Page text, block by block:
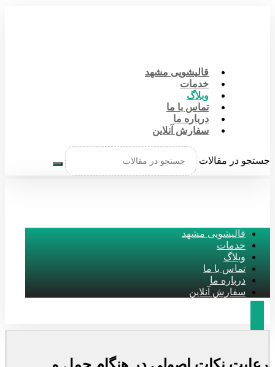
قالیشویی مشهد
خدمات
وبلاگ
تماس با ما
درباره ما
سفارش آنلاین
جستجو در مقالات
قالیشویی مشهد
خدمات
وبلاگ
تماس با ما
درباره ما
سفارش آنلاین